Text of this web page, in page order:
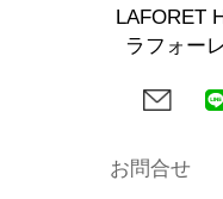
LAFORET
ラフォー
お問合せ